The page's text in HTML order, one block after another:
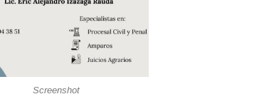
Screenshot